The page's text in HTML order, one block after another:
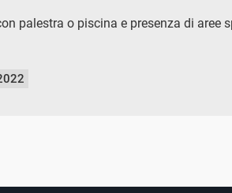
palestra o piscina e presenza di aree